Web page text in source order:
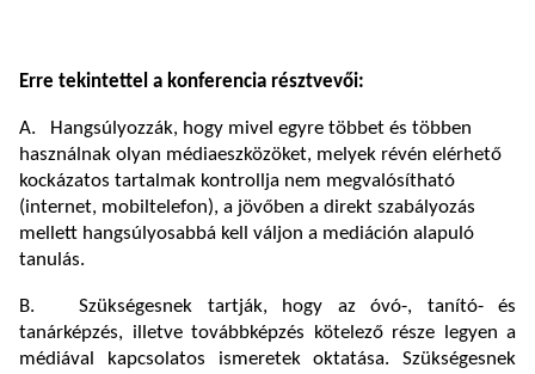
Erre tekintettel a konferencia résztvevői:
A. Hangsúlyozzák, hogy mivel egyre többet és többen
használnak olyan médiaeszközöket, melyek révén elérhető
kockázatos tartalmak kontrollja nem megvalósítható
(internet, mobiltelefon), a jövőben a direkt szabályozás
mellett hangsúlyosabbá kell váljon a mediáción alapuló
tanulás.
B. Szükségesnek tartják, hogy az óvó-, tanító- és
tanárképzés, illetve továbbképzés kötelező része legyen a
médiával kapcsolatos ismeretek oktatása. Szükségesnek